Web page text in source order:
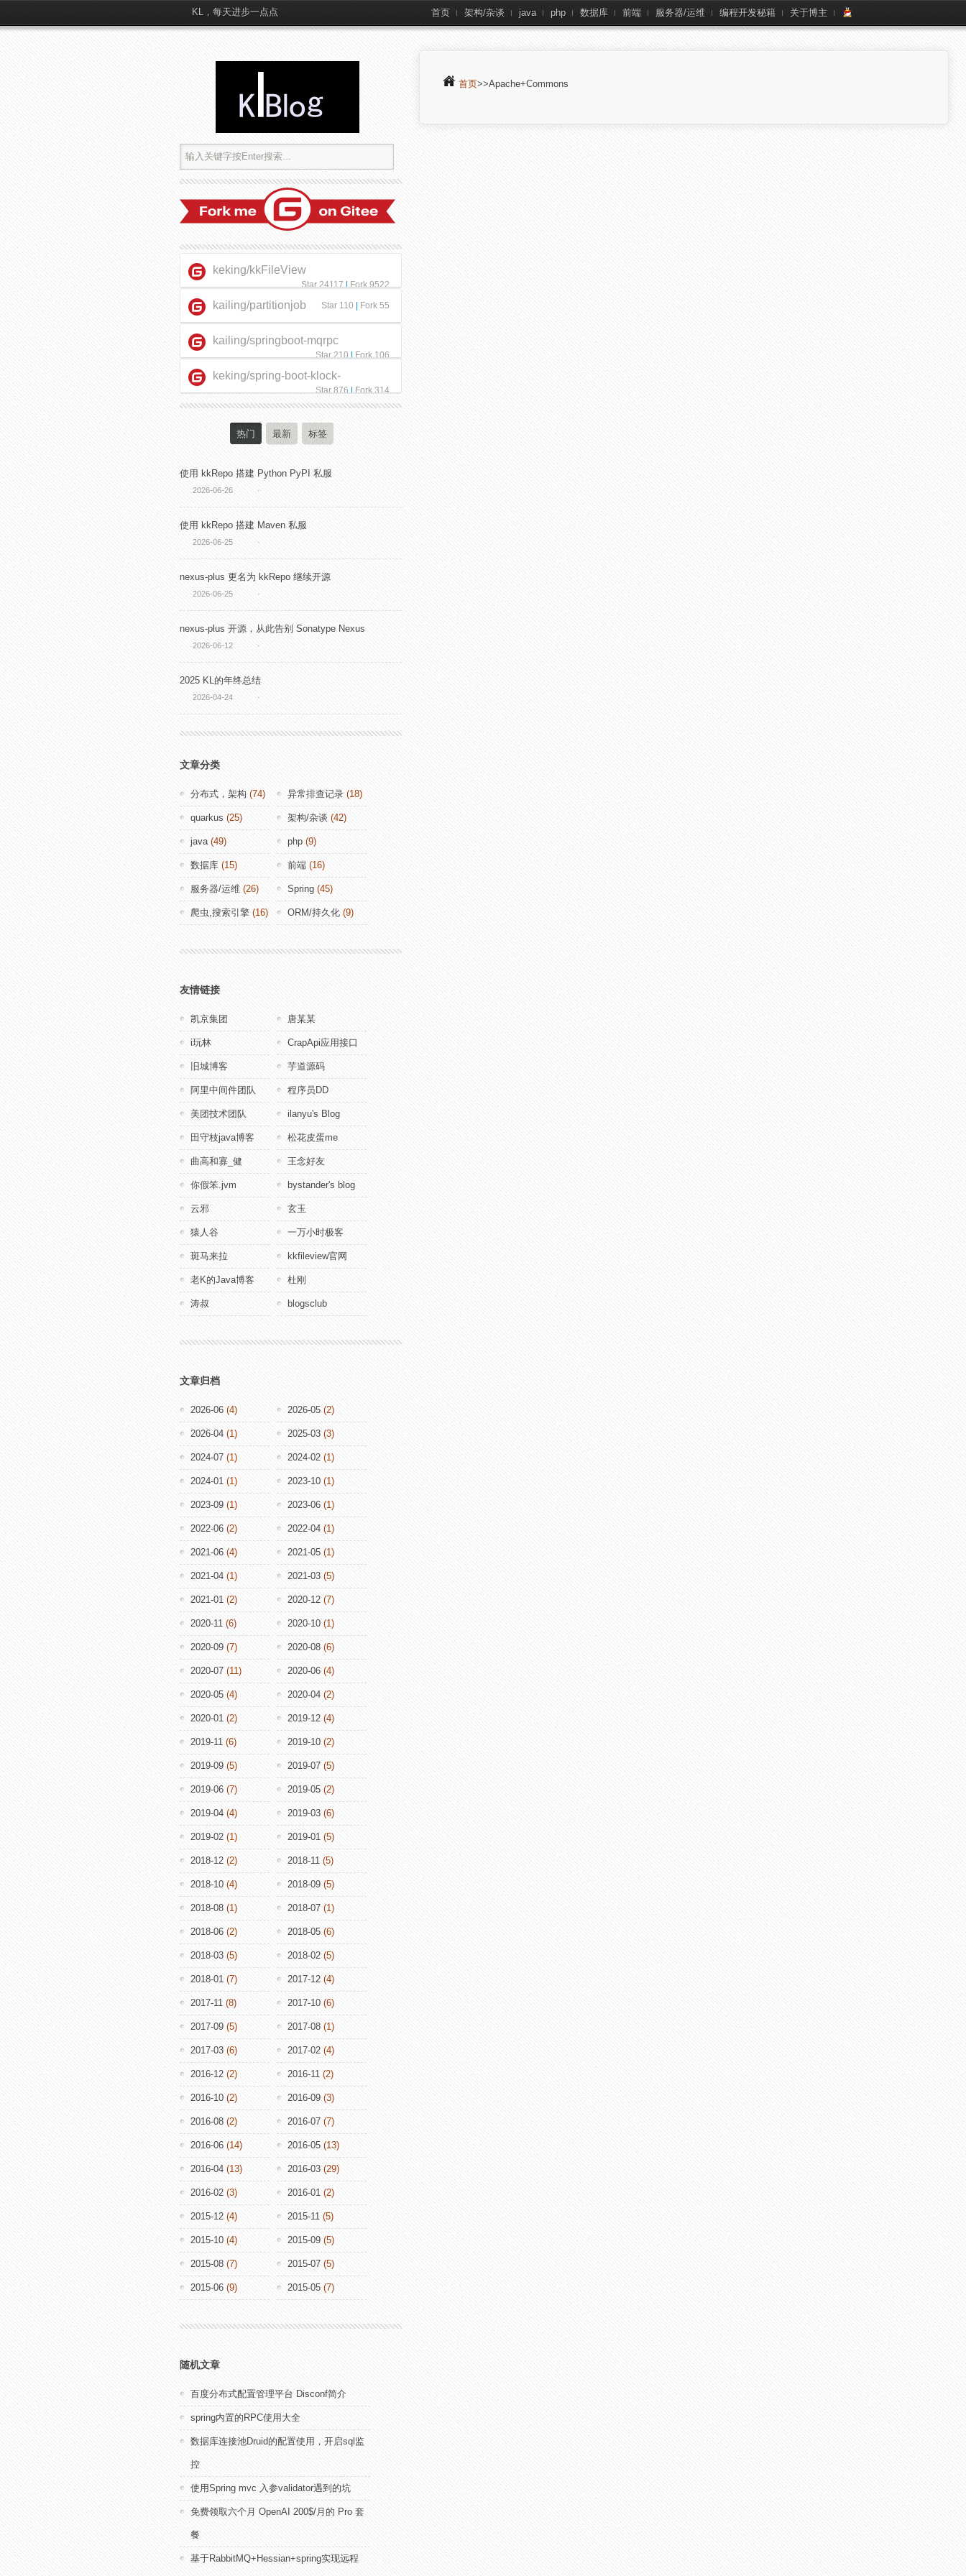
KL，每天进步一点点 首页 架构/杂谈 java php 数据库 前端 服务器/运维 编程开发秘籍 关于博主
首页>>Apache+Commons
keking/kkFileView
Star 24117|Fork 9522
kailing/partitionjob Star 110 Fork 55
kailing/springboot-mqrpc
Star 210|Fork 106
keking/spring-boot-klock-
starter
Star 876|Fork 314
热门 最新 标签
使用 kkRepo 搭建 Python PyPI 私服
2026-06-26 ·
使用 kkRepo 搭建 Maven 私服
2026-06-25 ·
nexus-plus 更名为 kkRepo 继续开源
2026-06-25 ·
nexus-plus 开源，从此告别 Sonatype Nexus
2026-06-12 ·
2025 KL的年终总结
2026-04-24 ·
文章分类
分布式，架构 (74) 异常排查记录 (18)
quarkus (25) 架构/杂谈 (42)
java(49) php (9)
数据库 (15) 前端 (16)
服务器/运维 (26) Spring (45)
爬虫,搜索引擎 (16) ORM/持久化 (9)
友情链接
凯京集团 唐某某
i玩林 CrapApi应用接口
旧城博客 芋道源码
阿里中间件团队 程序员DD
美团技术团队 ilanyu's Blog
田守枝java博客 松花皮蛋me
曲高和寡_健 王念好友
你假笨.jvm bystander's blog
云邪 玄玉
猿人谷 一万小时极客
斑马来拉 kkfileview官网
老K的Java博客 杜刚
涛叔 blogsclub
文章归档
2026-06 (4) 2026-05 (2)
2026-04 (1) 2025-03 (3)
2024-07 (1) 2024-02 (1)
2024-01 (1) 2023-10 (1)
2023-09 (1) 2023-06 (1)
2022-06 (2) 2022-04 (1)
2021-06 (4) 2021-05 (1)
2021-04 (1) 2021-03 (5)
2021-01 (2) 2020-12 (7)
2020-11 (6) 2020-10 (1)
2020-09 (7) 2020-08 (6)
2020-07 (11) 2020-06 (4)
2020-05 (4) 2020-04 (2)
2020-01 (2) 2019-12 (4)
2019-11 (6) 2019-10 (2)
2019-09 (5) 2019-07 (5)
2019-06 (7) 2019-05 (2)
2019-04 (4) 2019-03 (6)
2019-02 (1) 2019-01 (5)
2018-12 (2) 2018-11 (5)
2018-10 (4) 2018-09 (5)
2018-08 (1) 2018-07 (1)
2018-06 (2) 2018-05 (6)
2018-03 (5) 2018-02 (5)
2018-01 (7) 2017-12 (4)
2017-11 (8) 2017-10 (6)
2017-09 (5) 2017-08 (1)
2017-03 (6) 2017-02 (4)
2016-12 (2) 2016-11 (2)
2016-10 (2) 2016-09 (3)
2016-08 (2) 2016-07 (7)
2016-06 (14) 2016-05 (13)
2016-04 (13) 2016-03 (29)
2016-02 (3) 2016-01 (2)
2015-12 (4) 2015-11 (5)
2015-10 (4) 2015-09 (5)
2015-08 (7) 2015-07 (5)
2015-06 (9) 2015-05 (7)
随机文章
百度分布式配置管理平台 Disconf简介
spring内置的RPC使用大全
数据库连接池Druid的配置使用，开启sql监
控
使用Spring mvc 入参validator遇到的坑
免费领取六个月 OpenAI 200$/月的 Pro 套
餐
基于RabbitMQ+Hessian+spring实现远程